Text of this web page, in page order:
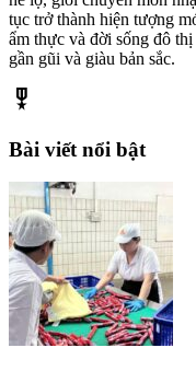
tục trở thành hiện tượng
ẩm thực và đời sống đô
gần gũi và giàu bản sắc.
military_tech
Bài viết nổi bật